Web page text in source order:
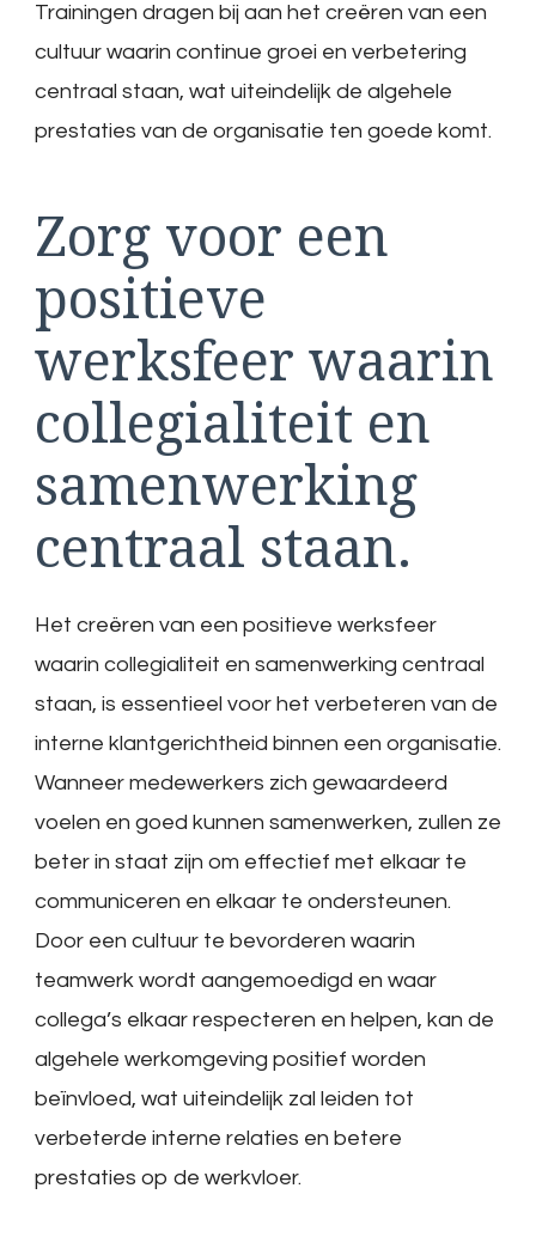
Trainingen dragen bij aan het creëren van een
cultuur waarin continue groei en verbetering
centraal staan, wat uiteindelijk de algehele
prestaties van de organisatie ten goede komt.
Zorg voor een
positieve
werksfeer waarin
collegialiteit en
samenwerking
centraal staan.
Het creëren van een positieve werksfeer
waarin collegialiteit en samenwerking centraal
staan, is essentieel voor het verbeteren van de
interne klantgerichtheid binnen een organisatie.
Wanneer medewerkers zich gewaardeerd
voelen en goed kunnen samenwerken, zullen ze
beter in staat zijn om effectief met elkaar te
communiceren en elkaar te ondersteunen.
Door een cultuur te bevorderen waarin
teamwerk wordt aangemoedigd en waar
collega’s elkaar respecteren en helpen, kan de
algehele werkomgeving positief worden
beïnvloed, wat uiteindelijk zal leiden tot
verbeterde interne relaties en betere
prestaties op de werkvloer.